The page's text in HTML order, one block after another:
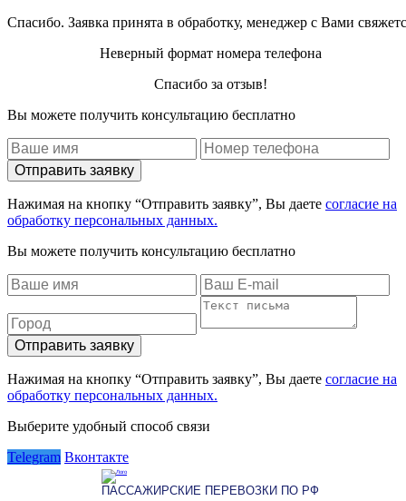
Спасибо. Заявка принята в обработку, менеджер с Вами
Неверный формат номера телефона
Спасибо за отзыв!
Вы можете получить консультацию бесплатно
Отправить заявку
Нажимая на кнопку “Отправить заявку”, Вы даете согласие на
обработку персональных данных.
Вы можете получить консультацию бесплатно
Отправить заявку
Нажимая на кнопку “Отправить заявку”, Вы даете согласие на
обработку персональных данных.
Выберите удобный способ связи
Telegram Вконтакте
ПАССАЖИРСКИЕ ПЕРЕВОЗКИ ПО РФ